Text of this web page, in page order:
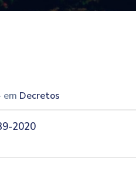
em Decretos
2020